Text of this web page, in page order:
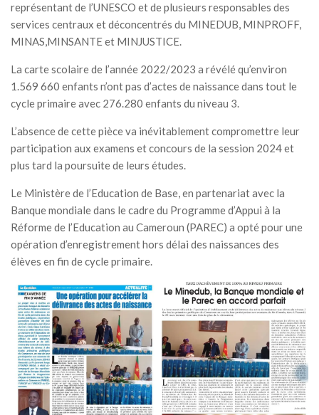
représentant de l’UNESCO et de plusieurs responsables des
services centraux et déconcentrés du MINEDUB, MINPROFF,
MINAS,MINSANTE et MINJUSTICE.
La carte scolaire de l’année 2022/2023 a révélé qu’environ
1.569 660 enfants n’ont pas d’actes de naissance dans tout le
cycle primaire avec 276.280 enfants du niveau 3.
L’absence de cette pièce va inévitablement compromettre leur
participation aux examens et concours de la session 2024 et
plus tard la poursuite de leurs études.
Le Ministère de l’Education de Base, en partenariat avec la
Banque mondiale dans le cadre du Programme d’Appui à la
Réforme de l’Education au Cameroun (PAREC) a opté pour une
opération d’enregistrement hors délai des naissances des
élèves en fin de cycle primaire.